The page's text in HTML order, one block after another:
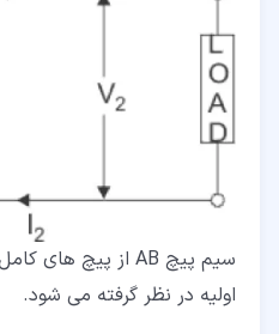
سیم پیچ AB از پیچ های کامل N
اولیه در نظر گرفته می شود.